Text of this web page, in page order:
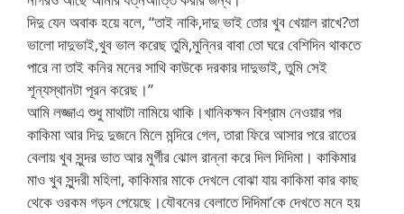
দিদু যেন অবাক হয়ে বলে, “তাই নাকি,দাদু ভাই তোর খুব খেয়াল রাখে?তা
ভালো দাদুভাই,খুব ভাল করেছ তুমি,মুন্নির বাবা তো ঘরে বেশিদিন থাকতে
পারে না তাই কনির মনের সাথি কাউকে দরকার দাদুভাই, তুমি সেই
শূন্যস্থানটা পূরন করেছ।”
আমি লজ্জাএ শুধু মাথাটা নামিয়ে থাকি।খানিকক্ষন বিশ্রাম নেওয়ার পর
কাকিমা আর দিদু দুজনে মিলে মন্দিরে গেল, তারা ফিরে আসার পরে রাতের
বেলায় খুব সুন্দর ভাত আর মুর্গীর ঝোল রান্না করে দিল দিদিমা। কাকিমার
মাও খুব সুন্দরী মহিলা, কাকিমার মাকে দেখলে বোঝা যায় কাকিমা কার কাছ
থেকে ওরকম গড়ন পেয়েছে।যৌবনের বেলাতে দিদিমা’কে দেখতে মনে হয়